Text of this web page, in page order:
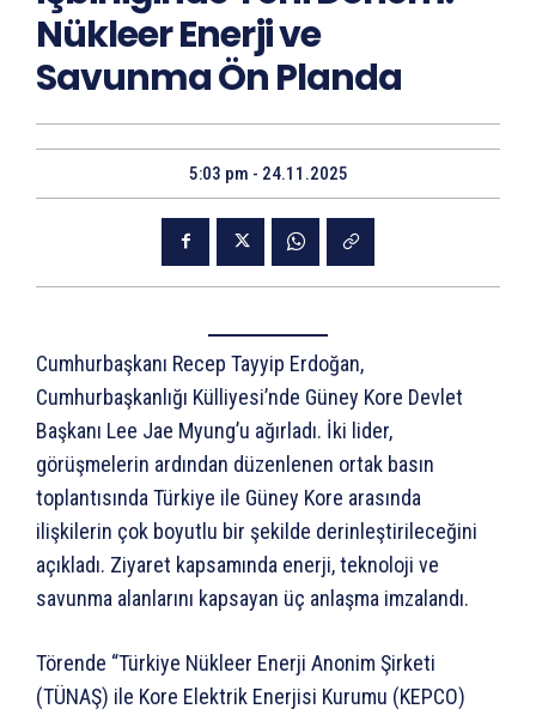
Nükleer Enerji ve
Savunma Ön Planda
5:03 pm - 24.11.2025
Cumhurbaşkanı Recep Tayyip Erdoğan,
Cumhurbaşkanlığı Külliyesi’nde Güney Kore Devlet
Başkanı Lee Jae Myung’u ağırladı. İki lider,
görüşmelerin ardından düzenlenen ortak basın
toplantısında Türkiye ile Güney Kore arasında
ilişkilerin çok boyutlu bir şekilde derinleştirileceğini
açıkladı. Ziyaret kapsamında enerji, teknoloji ve
savunma alanlarını kapsayan üç anlaşma imzalandı.
Törende “Türkiye Nükleer Enerji Anonim Şirketi
(TÜNAŞ) ile Kore Elektrik Enerjisi Kurumu (KEPCO)